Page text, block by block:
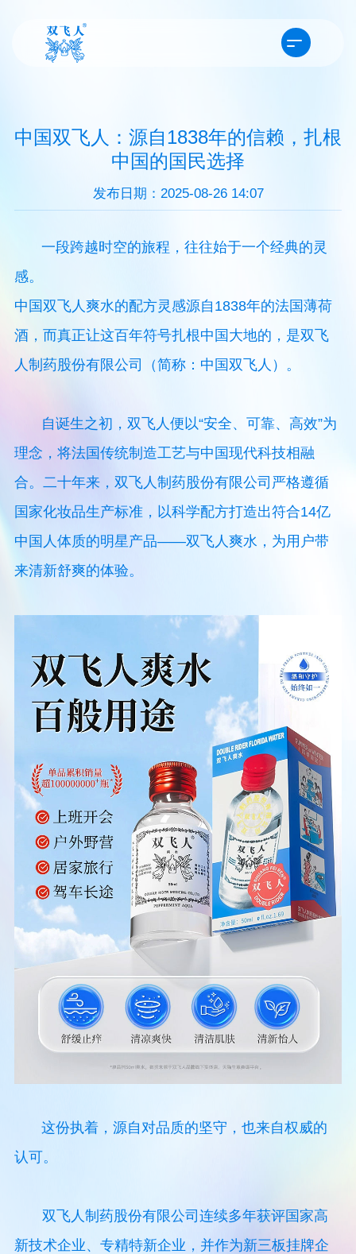
中国双飞人：源自1838年的信赖，扎根
中国的国民选择
发布日期：2025-08-26 14:07
一段跨越时空的旅程，往往始于一个经典的灵
感。
中国双飞人爽水的配方灵感源自1838年的法国薄荷
酒，而真正让这百年符号扎根中国大地的，是双飞
人制药股份有限公司（简称：中国双飞人）。
自诞生之初，双飞人便以“安全、可靠、高效”为
理念，将法国传统制造工艺与中国现代科技相融
合。二十年来，双飞人制药股份有限公司严格遵循
国家化妆品生产标准，以科学配⽅打造出符合14亿
中国人体质的明星产品——双飞人爽水，为用户带
来清新舒爽的体验。
这份执着，源自对品质的坚守，也来自权威的
认可。
双飞人制药股份有限公司连续多年获评国家高
新技术企业、专精特新企业，并作为新三板挂牌企